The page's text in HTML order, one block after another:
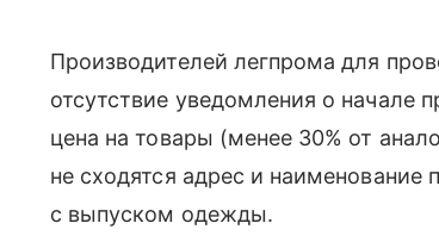
Производителей легпрома для
отсутствие уведомления о начале
цена на товары (менее 30% от
не сходятся адрес и наименование
с выпуском одежды.